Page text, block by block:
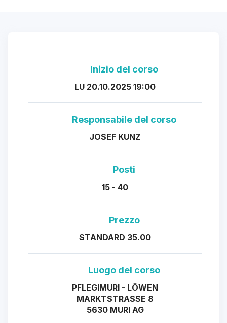
Inizio del corso
LU 20.10.2025 19:00
Responsabile del corso
JOSEF KUNZ
Posti
15 - 40
Prezzo
STANDARD 35.00
Luogo del corso
PFLEGIMURI - LÖWEN
MARKTSTRASSE 8
5630 MURI AG